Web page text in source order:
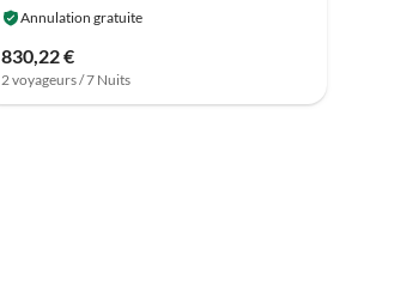
Annulation gratuite
830,22 €
2 voyageurs / 7 Nuits